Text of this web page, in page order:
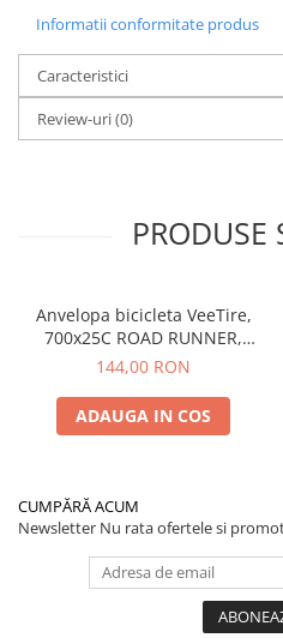
Informatii conformitate produs
Caracteristici
Review-uri(0)
PRODUSE
Anvelopa bicicleta VeeTire,
700x25C ROAD RUNNER,
VRB-308 BKS, 90TPI, CC
Thailanda
144,00 RON
ADAUGA IN COS
CUMPĂRĂ ACUM
Newsletter Nu rata ofertele si